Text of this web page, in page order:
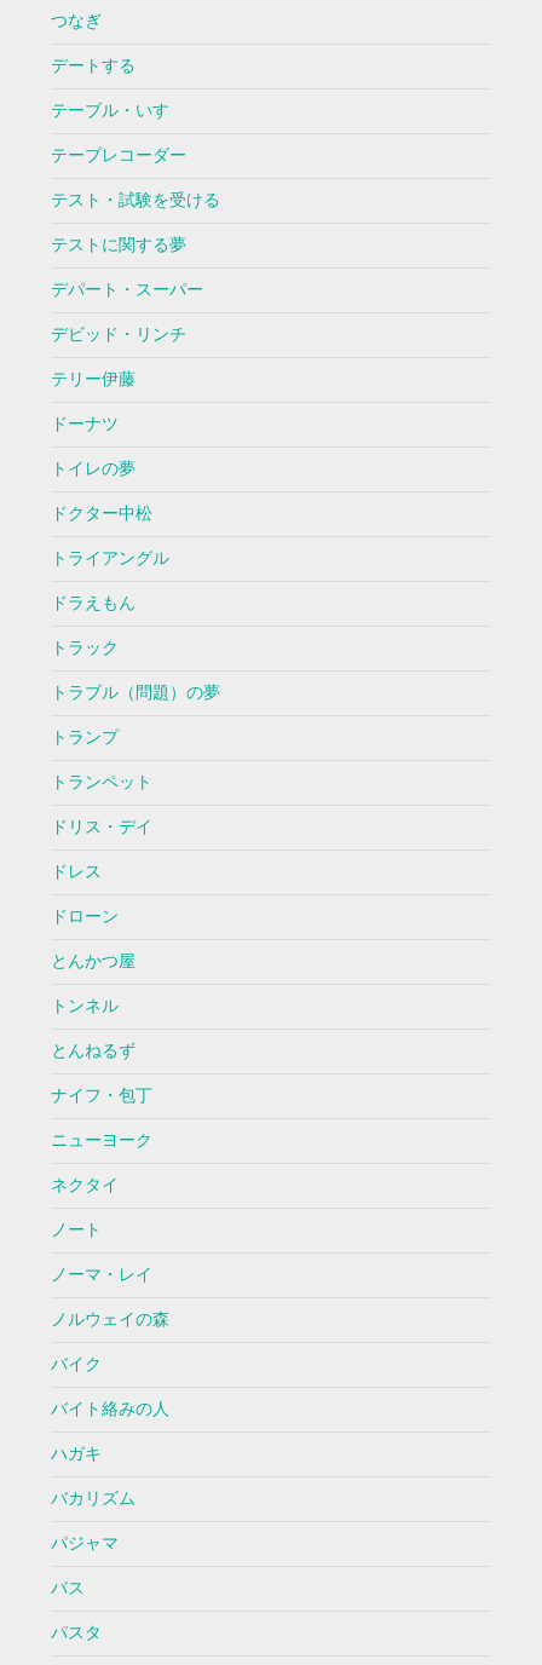
つなぎ
デートする
テーブル・いす
テープレコーダー
テスト・試験を受ける
テストに関する夢
デパート・スーパー
デビッド・リンチ
テリー伊藤
ドーナツ
トイレの夢
ドクター中松
トライアングル
ドラえもん
トラック
トラブル（問題）の夢
トランプ
トランペット
ドリス・デイ
ドレス
ドローン
とんかつ屋
トンネル
とんねるず
ナイフ・包丁
ニューヨーク
ネクタイ
ノート
ノーマ・レイ
ノルウェイの森
バイク
バイト絡みの人
ハガキ
バカリズム
パジャマ
バス
パスタ